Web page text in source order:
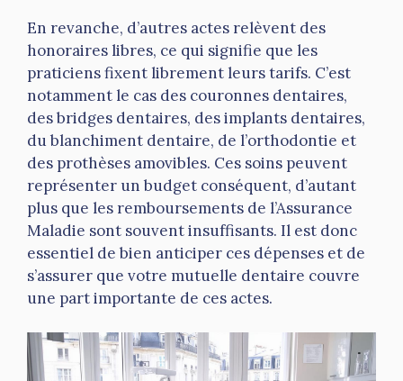
En revanche, d’autres actes relèvent des
honoraires libres, ce qui signifie que les
praticiens fixent librement leurs tarifs. C’est
notamment le cas des couronnes dentaires,
des bridges dentaires, des implants dentaires,
du blanchiment dentaire, de l’orthodontie et
des prothèses amovibles. Ces soins peuvent
représenter un budget conséquent, d’autant
plus que les remboursements de l’Assurance
Maladie sont souvent insuffisants. Il est donc
essentiel de bien anticiper ces dépenses et de
s’assurer que votre mutuelle dentaire couvre
une part importante de ces actes.